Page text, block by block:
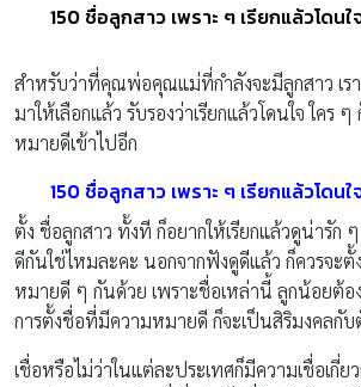
150 ชื่อลูกสาว เพราะ ๆ เรียกแล้วโดน
สำหรับว่าที่คุณพ่อคุณแม่ที่กำลังจะมีลูกสาว เร
มาให้เลือกแล้ว รับรองว่าเรียกแล้วโดนใจ ใคร
หมายดีเข้าไปอีก
150 ชื่อลูกสาว เพราะ ๆ เรียกแล้วโดน
ตั้ง ชื่อลูกสาว ทั้งที ก็อยากให้เรียกแล้วดูน่ารัก
ดีกันใช่ไหมละคะ นอกจากฟังดูดีแล้ว ก็ควรจะ
หมายดี ๆ กันด้วย เพราะชื่อเหล่านี้ ลูกน้อยต้อ
การตั้งชื่อที่มีความหมายดี ก็จะเป็นสิริมงคลกับ
เชื่อหรือไม่ว่าในแต่ละประเทศก็มีความเชื่อเกี่